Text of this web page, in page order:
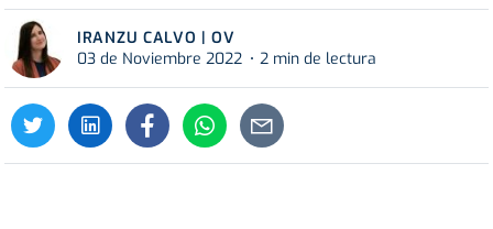
IRANZU CALVO | OV
03 de Noviembre 2022
2 min de lectura